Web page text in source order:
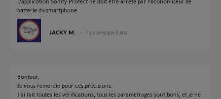
batterie du smartphone
JACKY M. il y a presque 3 ans
Bonjour,
Je vous remercie pour ces précisions.
J'ai fait toutes les vérifications, tous les paramètrages sont bons, et je ne